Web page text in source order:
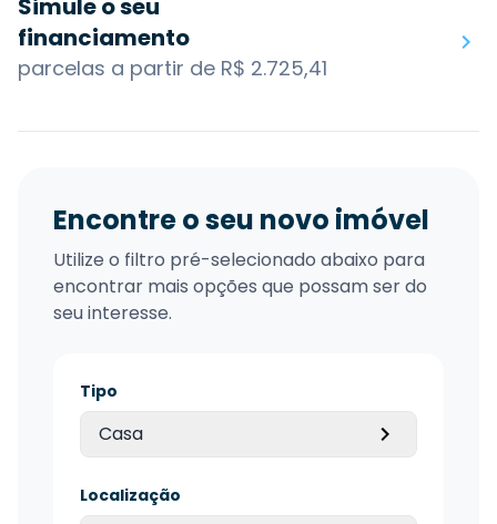
Simule o seu
financiamento
parcelas a partir de R$ 2.725,41
Encontre o seu novo imóvel
Utilize o filtro pré-selecionado abaixo para
encontrar mais opções que possam ser do
seu interesse.
Tipo
Casa
Localização